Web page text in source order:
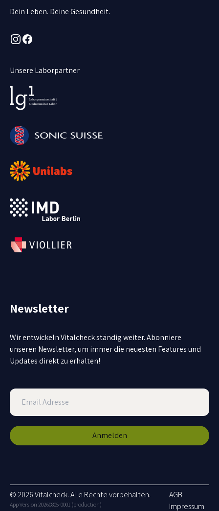
Dein Leben. Deine Gesundheit.
Instagram
Facebook
Unsere Laborpartner
Newsletter
Wir entwickeln Vitalcheck ständig weiter. Abonniere
unseren Newsletter, um immer die neuesten Features und
Updates direkt zu erhalten!
Anmelden
© 2026 Vitalcheck. Alle Rechte vorbehalten.
App Version 20260805-0001 (production)
AGB
Impressum